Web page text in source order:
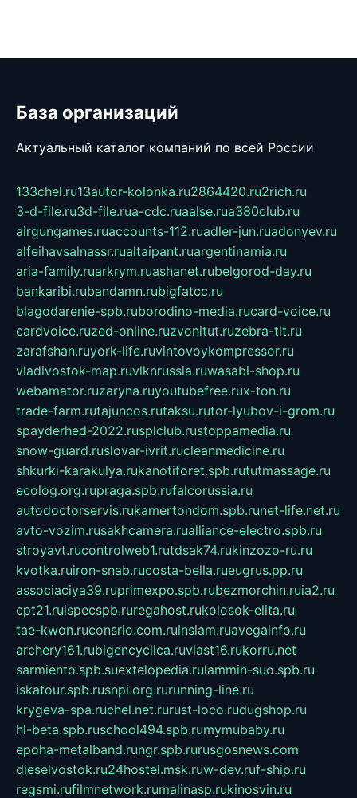
База организаций
Актуальный каталог компаний по всей России
133chel.ru13autor-kolonka.ru2864420.ru2rich.ru
3-d-file.ru3d-file.rua-cdc.ruaalse.rua380club.ru
airgungames.ruaccounts-112.ruadler-jun.ruadonyev.ru
alfeihavsalnassr.rualtaipant.ruargentinamia.ru
aria-family.ruarkrym.ruashanet.rubelgorod-day.ru
bankaribi.rubandamn.rubigfatcc.ru
blagodarenie-spb.ruborodino-media.rucard-voice.ru
cardvoice.ruzed-online.ruzvonitut.ruzebra-tlt.ru
zarafshan.ruyork-life.ruvintovoykompressor.ru
vladivostok-map.ruvlknrussia.ruwasabi-shop.ru
webamator.ruzaryna.ruyoutubefree.rux-ton.ru
trade-farm.rutajuncos.rutaksu.rutor-lyubov-i-grom.ru
spayderhed-2022.rusplclub.rustoppamedia.ru
snow-guard.ruslovar-ivrit.rucleanmedicine.ru
shkurki-karakulya.rukanotiforet.spb.rututmassage.ru
ecolog.org.rupraga.spb.rufalcorussia.ru
autodoctorservis.rukamertondom.spb.runet-life.net.ru
avto-vozim.rusakhcamera.rualliance-electro.spb.ru
stroyavt.rucontrolweb1.rutdsak74.rukinzozo-ru.ru
kvotka.ruiron-snab.rucosta-bella.rueugrus.pp.ru
associaciya39.ruprimexpo.spb.rubezmorchin.ruia2.ru
cpt21.ruispecspb.ruregahost.rukolosok-elita.ru
tae-kwon.ruconsrio.com.ruinsiam.ruavegainfo.ru
archery161.rubigencyclica.ruvlast16.rukorru.net
sarmiento.spb.suextelopedia.rulammin-suo.spb.ru
iskatour.spb.rusnpi.org.rurunning-line.ru
krygeva-spa.ruchel.net.rurust-loco.rudugshop.ru
hl-beta.spb.ruschool494.spb.rumymubaby.ru
epoha-metalband.rungr.spb.rurusgosnews.com
dieselvostok.ru24hostel.msk.ruw-dev.ruf-ship.ru
regsmi.rufilmnetwork.rumalinasp.rukinosvin.ru